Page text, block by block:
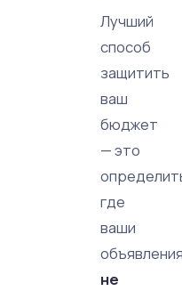
Лучший
способ
защитить
ваш
бюджет
— это
где
ваши
не